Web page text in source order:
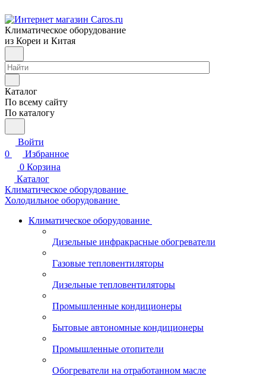
Климатическое оборудование
из Кореи и Китая
Каталог
По всему сайту
По каталогу
Войти
0
Избранное
0 Корзина
Каталог
Климатическое оборудование
Холодильное оборудование
Климатическое оборудование
Дизельные инфракрасные обогреватели
Газовые тепловентиляторы
Дизельные тепловентиляторы
Промышленные кондиционеры
Бытовые автономные кондиционеры
Промышленные отопители
Обогреватели на отработанном масле